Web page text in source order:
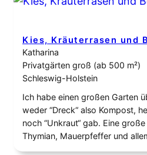
für die Vögel zum Verstecken,
Kies, Kräuterrasen und
Katharina
Privatgärten groß (ab 500 m²)
Schleswig-Holstein
Ich habe einen großen Garten
weder “Dreck“ also Kompost,
noch “Unkraut“ gab. Eine
Thymian, Mauerpfeffer und
ansiedelt bewachsen. Rund